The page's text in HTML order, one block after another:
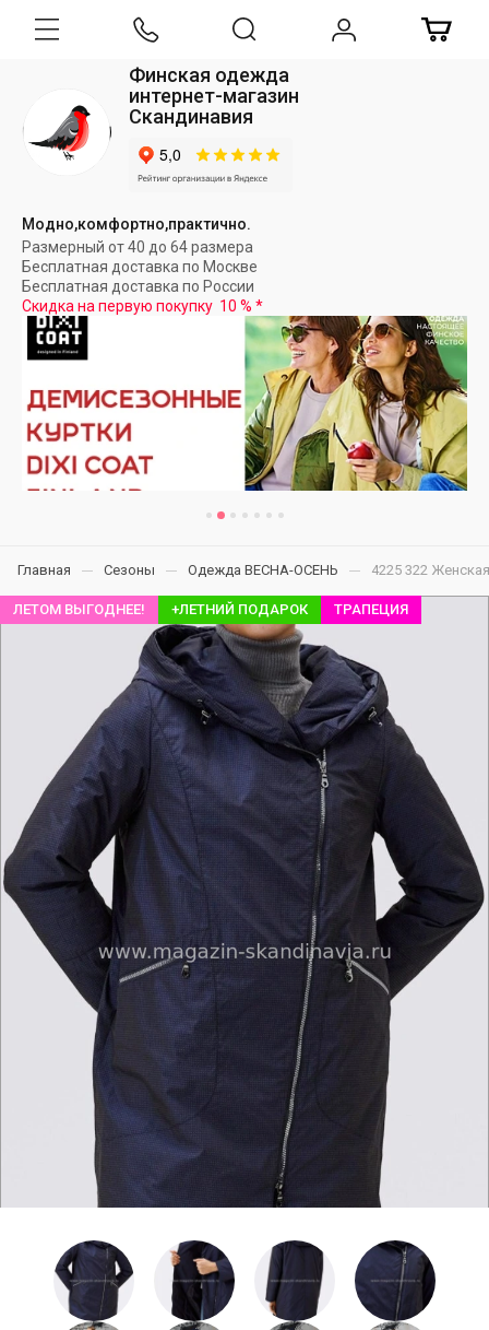
Финская одежда
интернет-магазин
Скандинавия
Модно,комфортно,практично.
Размерный от 40 до 64 размера
Бесплатная доставка по Москве
Бесплатная доставка по России
Скидка на первую покупку 10 % *
Главная Сезоны Одежда ВЕСНА-ОСЕНЬ 4225 322
ЛЕТОМ ВЫГОДНЕЕ! +ЛЕТНИЙ ПОДАРОК ТРАПЕЦИЯ